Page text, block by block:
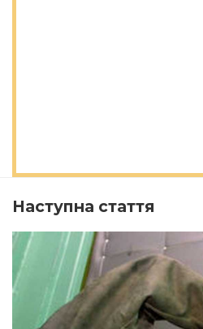
Наступна стаття